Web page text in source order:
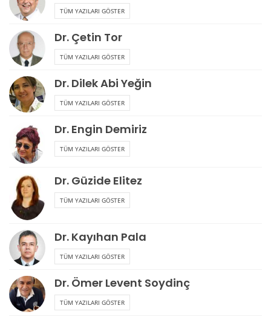
TÜM YAZILARI GÖSTER
Dr. Çetin Tor
TÜM YAZILARI GÖSTER
Dr. Dilek Abi Yeğin
TÜM YAZILARI GÖSTER
Dr. Engin Demiriz
TÜM YAZILARI GÖSTER
Dr. Güzide Elitez
TÜM YAZILARI GÖSTER
Dr. Kayıhan Pala
TÜM YAZILARI GÖSTER
Dr. Ömer Levent Soydinç
TÜM YAZILARI GÖSTER